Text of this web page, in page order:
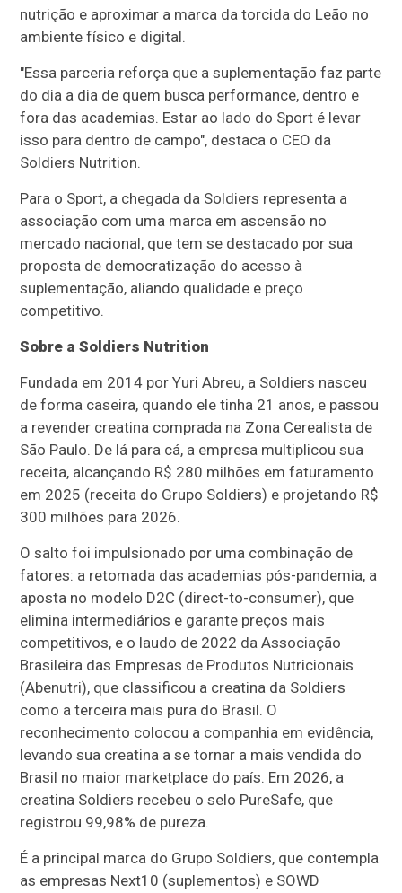
nutrição e aproximar a marca da torcida do Leão no
ambiente físico e digital.
"Essa parceria reforça que a suplementação faz parte
do dia a dia de quem busca performance, dentro e
fora das academias. Estar ao lado do Sport é levar
isso para dentro de campo", destaca o CEO da
Soldiers Nutrition.
Para o Sport, a chegada da Soldiers representa a
associação com uma marca em ascensão no
mercado nacional, que tem se destacado por sua
proposta de democratização do acesso à
suplementação, aliando qualidade e preço
competitivo.
Sobre a Soldiers Nutrition
Fundada em 2014 por Yuri Abreu, a Soldiers nasceu
de forma caseira, quando ele tinha 21 anos, e passou
a revender creatina comprada na Zona Cerealista de
São Paulo. De lá para cá, a empresa multiplicou sua
receita, alcançando R$ 280 milhões em faturamento
em 2025 (receita do Grupo Soldiers) e projetando R$
300 milhões para 2026.
O salto foi impulsionado por uma combinação de
fatores: a retomada das academias pós-pandemia, a
aposta no modelo D2C (direct-to-consumer), que
elimina intermediários e garante preços mais
competitivos, e o laudo de 2022 da Associação
Brasileira das Empresas de Produtos Nutricionais
(Abenutri), que classificou a creatina da Soldiers
como a terceira mais pura do Brasil. O
reconhecimento colocou a companhia em evidência,
levando sua creatina a se tornar a mais vendida do
Brasil no maior marketplace do país. Em 2026, a
creatina Soldiers recebeu o selo PureSafe, que
registrou 99,98% de pureza.
É a principal marca do Grupo Soldiers, que contempla
as empresas Next10 (suplementos) e SOWD